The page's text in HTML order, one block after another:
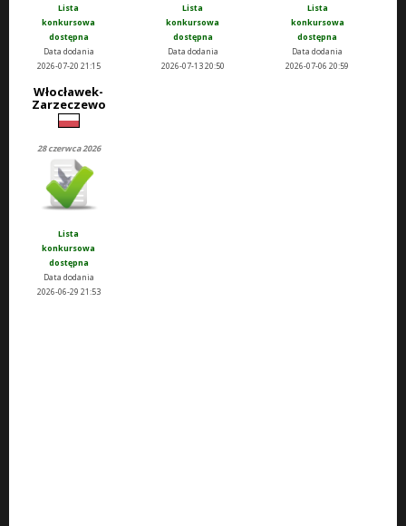
Lista
konkursowa
dostępna
Data dodania
2026-07-20 21:15
Lista
konkursowa
dostępna
Data dodania
2026-07-13 20:50
Lista
konkursowa
dostępna
Data dodania
2026-07-06 20:59
Włocławek-
Zarzeczewo
28 czerwca 2026
Lista
konkursowa
dostępna
Data dodania
2026-06-29 21:53